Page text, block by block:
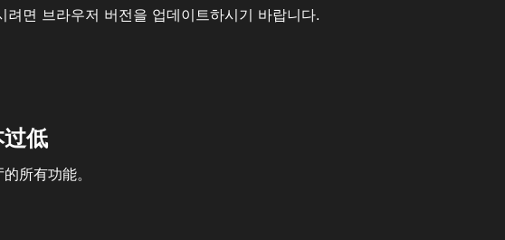
면 브라우저 버전을 업데이트하시기 바랍니다.
低
所有功能。